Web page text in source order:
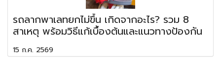
รถลากพาเลทยกไม่ขึ้น เกิดจากอะไร? รวม 8
สาเหตุ พร้อมวิธีแก้เบื้องต้นและแนวทางป้องกัน
15 ก.ค. 2569